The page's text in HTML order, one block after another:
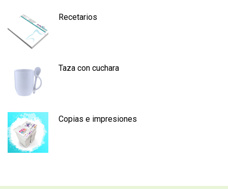
Recetarios
Taza con cuchara
Copias e impresiones